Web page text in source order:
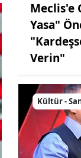
Meclis'e
Yasa"
Verin"
Kültür -